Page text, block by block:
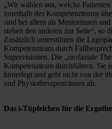
„Wir wählen aus, welche
innerhalb des Kompetenzteams
sind bei allem als Mentorinnen
stehen den anderen zur Seite“, so
Zusätzlich unterstützen die
Kompetenzteam durch
Supervisionen. Die „orofaziale
Kompetenzteam durchführen. Sie
hinterlegt und geht nicht von der
und Physiotherapeut:innen ab.
Das i-Tüpfelchen für die